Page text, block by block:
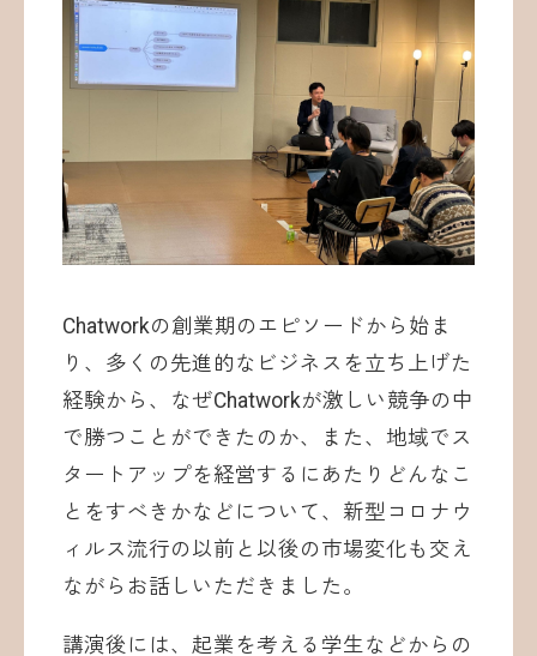
Chatworkの創業期のエピソードから始ま
り、多くの先進的なビジネスを立ち上げた
経験から、なぜChatworkが激しい競争の中
で勝つことができたのか、また、地域でス
タートアップを経営するにあたりどんなこ
とをすべきかなどについて、新型コロナウ
ィルス流行の以前と以後の市場変化も交え
ながらお話しいただきました。
講演後には、起業を考える学生などからの